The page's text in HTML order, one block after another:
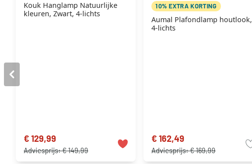
Kouk Hanglamp Natuurlijke
kleuren, Zwart, 4-lichts
€ 129,99
Adviesprijs:€ 149,99
10% EXTRA KORTING
Aumal Plafondlamp houtlook,
4-lichts
€ 162,49
Adviesprijs:€ 169,99